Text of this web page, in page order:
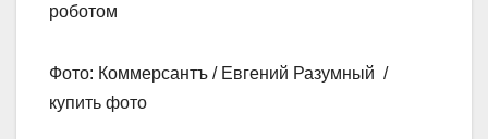
роботом
Фото: Коммерсантъ / Евгений Разумный /
купить фото